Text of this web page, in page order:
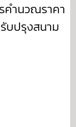
คำนวณราคา
บปรุงสนาม